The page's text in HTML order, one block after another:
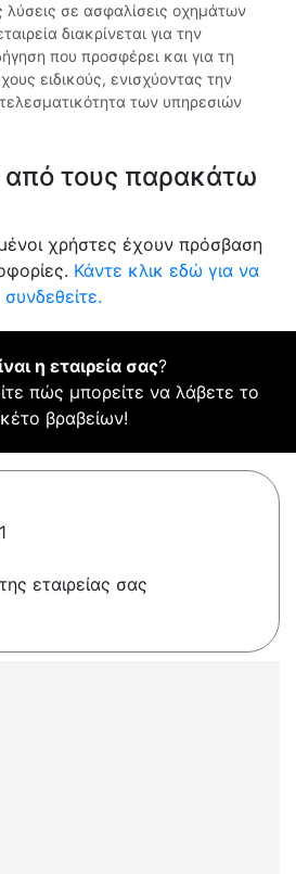
σε ασφαλίσεις οχημάτων
διακρίνεται για την
που προσφέρει και για τη
ειδικούς, ενισχύοντας την
των υπηρεσιών
από τους παρακάτω
χρήστες έχουν πρόσβαση
Κάντε κλικ εδώ για να
συνδεθείτε.
η εταιρεία σας?
πώς μπορείτε να λάβετε το
βραβείων!
εταιρείας σας